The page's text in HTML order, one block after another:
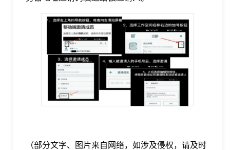
（部分文字、图片来自网络，如涉及侵权，请及时